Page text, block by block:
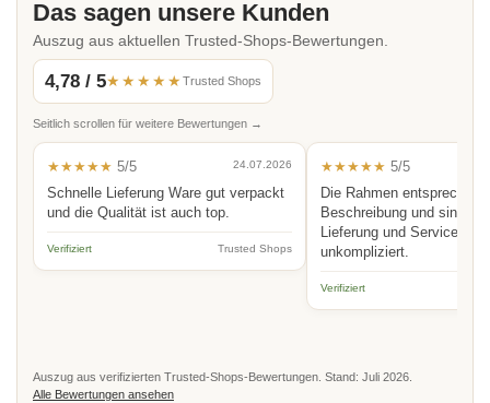
Das sagen unsere Kunden
Auszug aus aktuellen Trusted-Shops-Bewertungen.
4,78 / 5★★★★★ Trusted Shops
Seitlich scrollen für weitere Bewertungen →
★★★★★ 5/5 24.07.2026
Schnelle Lieferung Ware gut verpackt
und die Qualität ist auch top.
Verifiziert Trusted Shops
★★★★★ 5/5
Die Rahmen entsprechen
Beschreibung und sind
Lieferung und Service
unkompliziert.
Verifiziert
Auszug aus verifizierten Trusted-Shops-Bewertungen. Stand: Juli 2026.
Alle Bewertungen ansehen